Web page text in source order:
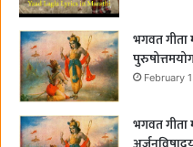
भगवत गीता
February
भगवत गीता